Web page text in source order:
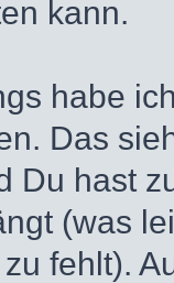
kann.
habe
Das
Du hast
(was
fehlt).